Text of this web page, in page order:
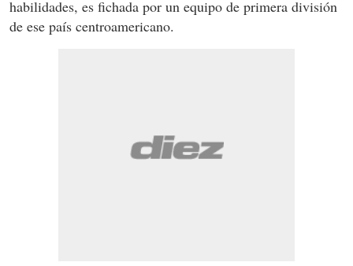
habilidades, es fichada por un equipo de primera división
de ese país centroamericano.